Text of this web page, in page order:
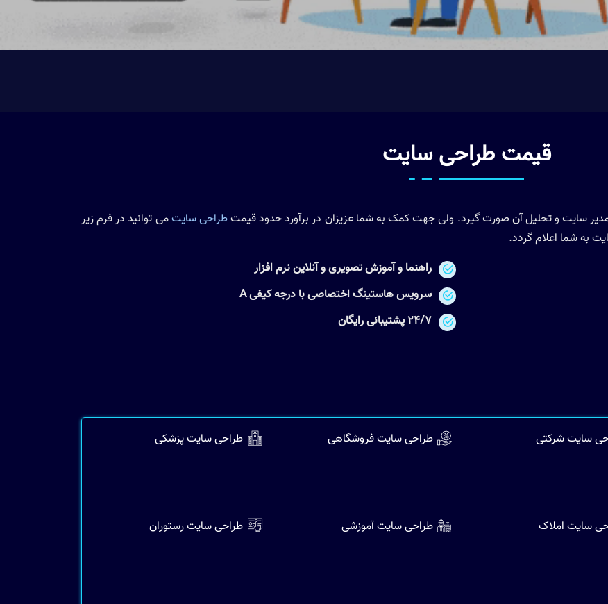
قیمت طراحی سایت
سایت و تحلیل آن صورت گیرد. ولی جهت کمک به شما عزیزان در برآورد حدود قیمتطراحی سایتمی توانید در فرم زیر
به شما اعلام گردد.
راهنما و آموزش تصویری و آنلاین نرم افزار
سرویس هاستینگ اختصاصی با درجه کیفی A
24/7 پشتیبانی رایگان
سایت شرکتی طراحی سایت فروشگاهی طراحی سایت پزشکی
سایت املاک طراحی سایت آموزشی طراحی سايت رستوران